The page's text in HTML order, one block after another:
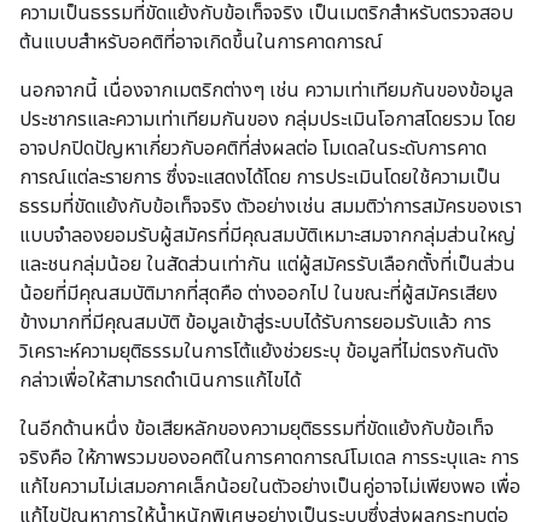
ความเป็นธรรมที่ขัดแย้งกับข้อเท็จจริง เป็นเมตริกสำหรับตรวจสอบ
ต้นแบบสำหรับอคติที่อาจเกิดขึ้นในการคาดการณ์
นอกจากนี้ เนื่องจากเมตริกต่างๆ เช่น ความเท่าเทียมกันของข้อมูล
ประชากรและความเท่าเทียมกันของ กลุ่มประเมินโอกาสโดยรวม โดย
อาจปกปิดปัญหาเกี่ยวกับอคติที่ส่งผลต่อ โมเดลในระดับการคาด
การณ์แต่ละรายการ ซึ่งจะแสดงได้โดย การประเมินโดยใช้ความเป็น
ธรรมที่ขัดแย้งกับข้อเท็จจริง ตัวอย่างเช่น สมมติว่าการสมัครของเรา
แบบจำลองยอมรับผู้สมัครที่มีคุณสมบัติเหมาะสมจากกลุ่มส่วนใหญ่
และชนกลุ่มน้อย ในสัดส่วนเท่ากัน แต่ผู้สมัครรับเลือกตั้งที่เป็นส่วน
น้อยที่มีคุณสมบัติมากที่สุดคือ ต่างออกไป ในขณะที่ผู้สมัครเสียง
ข้างมากที่มีคุณสมบัติ ข้อมูลเข้าสู่ระบบได้รับการยอมรับแล้ว การ
วิเคราะห์ความยุติธรรมในการโต้แย้งช่วยระบุ ข้อมูลที่ไม่ตรงกันดัง
กล่าวเพื่อให้สามารถดำเนินการแก้ไขได้
ในอีกด้านหนึ่ง ข้อเสียหลักของความยุติธรรมที่ขัดแย้งกับข้อเท็จ
จริงคือ ให้ภาพรวมของอคติในการคาดการณ์โมเดล การระบุและ การ
แก้ไขความไม่เสมอภาคเล็กน้อยในตัวอย่างเป็นคู่อาจไม่เพียงพอ เพื่อ
แก้ไขปัญหาการให้น้ำหนักพิเศษอย่างเป็นระบบซึ่งส่งผลกระทบต่อ